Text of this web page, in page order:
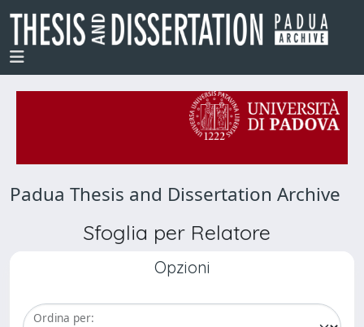
Padua Thesis and Dissertation Archive
Sfoglia per Relatore
Opzioni
Ordina per: